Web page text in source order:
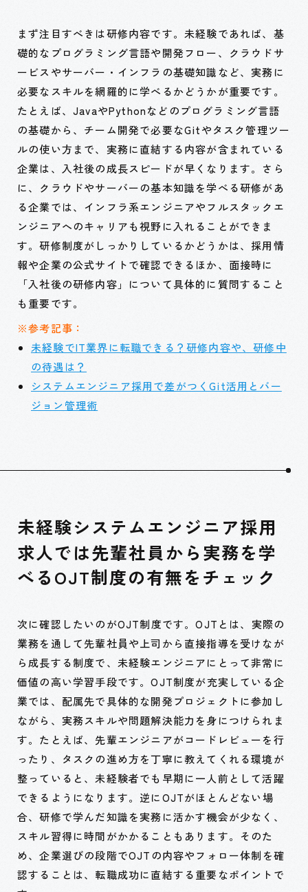
まず注目すべきは研修内容です。未経験であれば、基
礎的なプログラミング言語や開発フロー、クラウドサ
ービスやサーバー・インフラの基礎知識など、実務に
必要なスキルを網羅的に学べるかどうかが重要です。
たとえば、JavaやPythonなどのプログラミング言語
の基礎から、チーム開発で必要なGitやタスク管理ツー
ルの使い方まで、実務に直結する内容が含まれている
企業は、入社後の成長スピードが早くなります。さら
に、クラウドやサーバーの基本知識を学べる研修があ
る企業では、インフラ系エンジニアやフルスタックエ
ンジニアへのキャリアも視野に入れることができま
す。研修制度がしっかりしているかどうかは、採用情
報や企業の公式サイトで確認できるほか、面接時に
「入社後の研修内容」について具体的に質問すること
も重要です。
※参考記事：
未経験でIT業界に転職できる？研修内容や、研修中
の待遇は？
システムエンジニア採用で差がつくGit活用とバー
ジョン管理術
未経験システムエンジニア採用
求人では先輩社員から実務を学
べるOJT制度の有無をチェック
次に確認したいのがOJT制度です。OJTとは、実際の
業務を通して先輩社員や上司から直接指導を受けなが
ら成長する制度で、未経験エンジニアにとって非常に
価値の高い学習手段です。OJT制度が充実している企
業では、配属先で具体的な開発プロジェクトに参加し
ながら、実務スキルや問題解決能力を身につけられま
す。たとえば、先輩エンジニアがコードレビューを行
ったり、タスクの進め方を丁寧に教えてくれる環境が
整っていると、未経験者でも早期に一人前として活躍
できるようになります。逆にOJTがほとんどない場
合、研修で学んだ知識を実務に活かす機会が少なく、
スキル習得に時間がかかることもあります。そのた
め、企業選びの段階でOJTの内容やフォロー体制を確
認することは、転職成功に直結する重要なポイントで